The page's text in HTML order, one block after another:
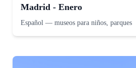
Madrid - Enero
Español — museos para niños, parques